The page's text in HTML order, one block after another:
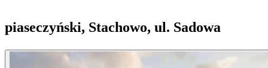
piaseczyński, Stachowo, ul. Sadowa